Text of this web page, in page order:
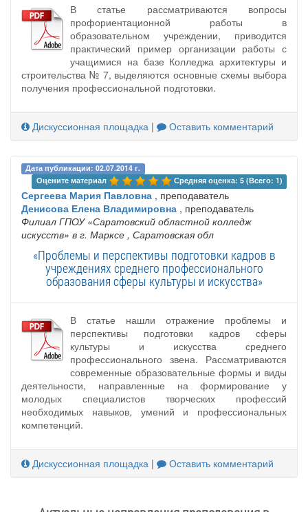
В статье рассматриваются вопросы
профориентационной работы в
образовательном учреждении, приводится
практический пример организации работы с
учащимися на базе Колледжа архитектуры и
строительства № 7, выделяются основные схемы выбора
получения профессиональной подготовки.
Дискуссионная площадка | Оставить комментарий
Дата публикации: 02.07.2014 г.
Оцените материал
Средняя оценка: 5 (Всего: 1)
Сергеева Мария Павловна , преподаватель
Денисова Елена Владимировна , преподаватель
Филиал ГПОУ «Саратовский областной колледж
искусств» в г. Марксе , Саратовская обл
«Проблемы и перспективы подготовки кадров в
учреждениях среднего профессионального
образования сферы культуры и искусства»
В статье нашли отражение проблемы и
перспективы подготовки кадров сферы
культуры и искусства среднего
профессионального звена. Рассматриваются
современные образовательные формы и виды
деятельности, направленные на формирование у
молодых специалистов творческих профессий
необходимых навыков, умений и профессиональных
компетенций.
Дискуссионная площадка | Оставить комментарий